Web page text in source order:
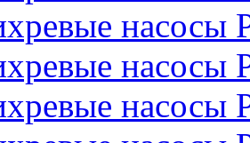
насосы
насосы
насосы